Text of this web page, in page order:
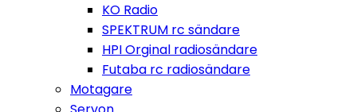
KO Radio
SPEKTRUM rc sändare
HPI Orginal radiosändare
Futaba rc radiosändare
Motagare